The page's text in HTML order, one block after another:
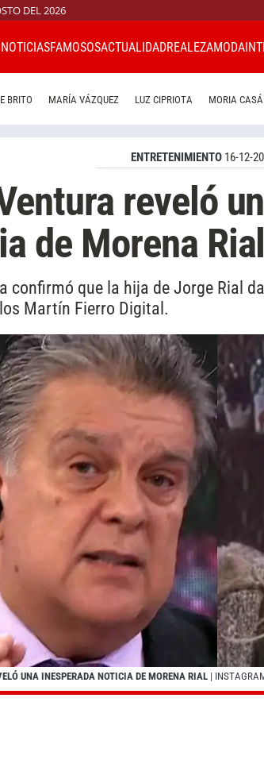
DEL 2026
NOTICIASFAMOSOSACTUALIDADREALEZAMODA
BRITO MARÍA VÁZQUEZ LUZ CIPRIOTA MORIA
ENTRETENIMIENTO 16-12-
reveló
de Morena Rial
confirmó que la hija de Jorge Rial
Martín Fierro Digital.
UNA INESPERADA NOTICIA DE MORENA RIAL |